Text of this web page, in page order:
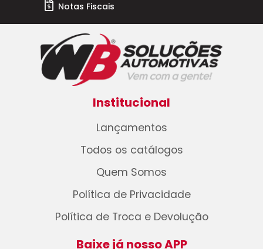
Notas Fiscais
Institucional
Lançamentos
Todos os catálogos
Quem Somos
Política de Privacidade
Política de Troca e Devolução
Baixe já nosso APP